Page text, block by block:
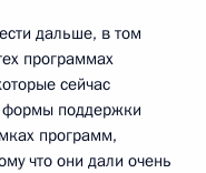
дальше, в том
программах
сейчас
формы поддержки
программ,
что они дали очень